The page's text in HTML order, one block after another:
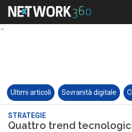
Ultimi articoli Sovranità digitale
STRATEGIE
Quattro trend